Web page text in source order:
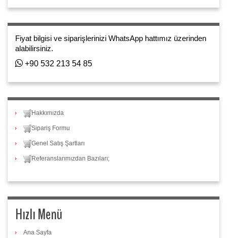
Fiyat bilgisi ve siparişlerinizi WhatsApp hattımız üzerinden
alabilirsiniz.
+90 532 213 54 85
Hakkımızda
Sipariş Formu
Genel Satış Şartları
Referanslarımızdan Bazıları;
Hızlı Menü
Ana Sayfa